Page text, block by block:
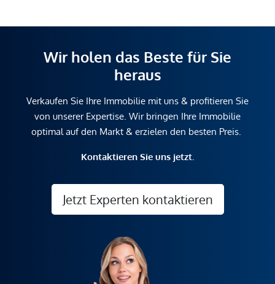
Wir holen das Beste für Sie
heraus
Verkaufen Sie Ihre Immobilie mit uns & profitieren Sie
von unserer Expertise. Wir bringen Ihre Immobilie
optimal auf den Markt & erzielen den besten Preis.
Kontaktieren Sie uns jetzt.
Jetzt Experten kontaktieren